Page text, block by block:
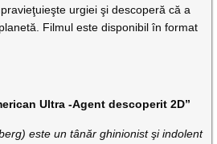
urgiei şi descoperă că a
Filmul este disponibil în format
Ultra -Agent descoperit 2D”
este un tânăr ghinionist şi indolent